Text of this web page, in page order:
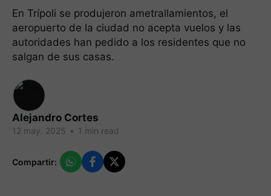
En Trípoli se produjeron ametrallamientos, el
aeropuerto de la ciudad no acepta vuelos y las
autoridades han pedido a los residentes que no
salgan de sus casas.
Alejandro Cortes
12 may. 2025 • 1 min read
Compartir: